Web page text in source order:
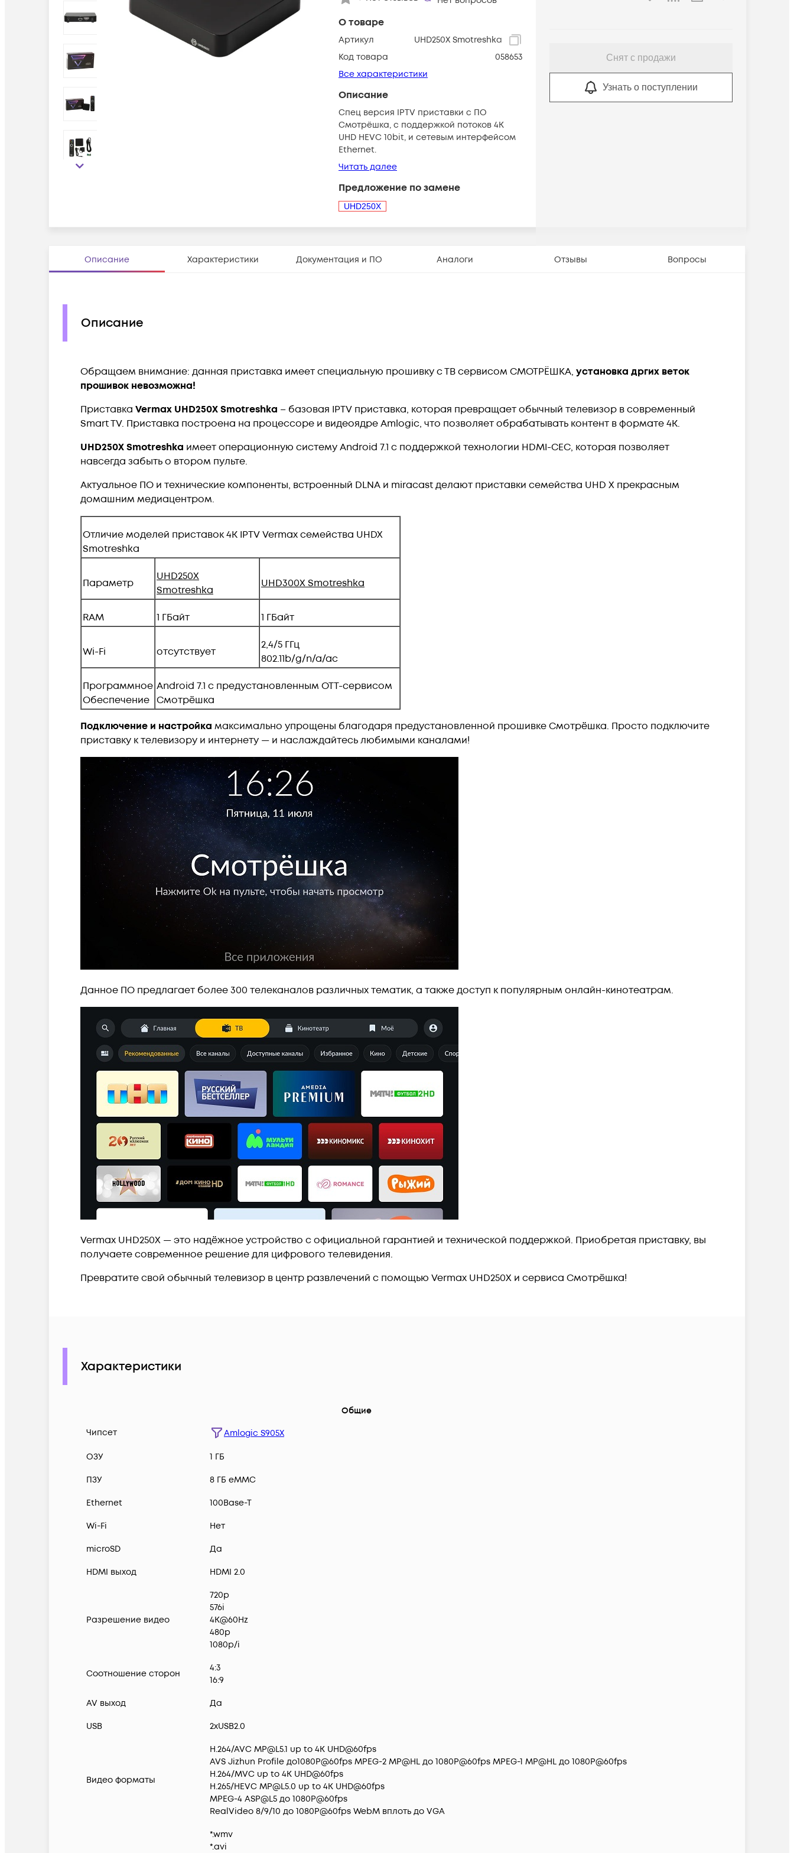
О товаре
Артикул
UHD250X Smotreshka
Код товара
058653
Все характеристики
Описание
Спец версия IPTV приставки с ПО
Смотрёшка, с поддержкой потоков 4K
UHD HEVC 10bit, и сетевым интерфейсом
Ethernet.
Читать далее
Предложение по замене
UHD250X
Снят с продажи
Узнать о поступлении
Описание Характеристики Документация и ПО Аналоги Отзывы Вопросы
Описание
Обращаем внимание: данная приставка имеет специальную прошивку с ТВ сервисом СМОТРЁШКА, установка дргих веток
прошивок невозможна!
Приставка Vermax UHD250XSmotreshka – базовая IPTV приставка, которая превращает обычный телевизор в современный
Smart TV. Приставка построена на процессоре и видеоядре Amlogic, что позволяет обрабатывать контент в формате 4K.
UHD250X Smotreshka имеет операционную систему Android 7.1 с поддержкой технологии HDMI-CEC, которая позволяет
навсегда забыть о втором пульте.
Актуальное ПО и технические компоненты, встроенный DLNA и miracast делают приставки семейства UHD X прекрасным
домашним медиацентром.
Отличиемоделей приставок 4K IPTV Vermax семейства UHDX
Smotreshka
Параметр
UHD250X
Smotreshka
UHD300X Smotreshka
RAM 1 ГБайт 1 ГБайт
Wi-Fi отсутствует
2,4/5 ГГц
802.11b/g/n/a/ac
Программное
Обеспечение
Android 7.1 с предустановленным ОТТ-сервисом
Смотрёшка
Подключение и настройка максимально упрощены благодаря предустановленной прошивке Смотрёшка. Просто подключите
приставку к телевизору и интернету — и наслаждайтесь любимыми каналами!
Данное ПО предлагает более 300 телеканалов различных тематик, а также доступ к популярным онлайн-кинотеатрам.
Vermax UHD250X — это надёжное устройство с официальной гарантией и технической поддержкой. Приобретая приставку, вы
получаете современное решение для цифрового телевидения.
Превратите свой обычный телевизор в центр развлечений с помощью Vermax UHD250X и сервиса Смотрёшка!
Характеристики
Общие
Чипсет
Amlogic S905X
ОЗУ 1 ГБ
ПЗУ 8 ГБ eMMC
Ethernet 100Base-T
Wi-Fi Нет
microSD Да
HDMI выход HDMI 2.0
Разрешение видео
720p
576i
4K@60Hz
480p
1080p/i
Соотношение сторон
4:3
16:9
AV выход Да
USB 2xUSB2.0
Видео форматы
H.264/AVC MP@L5.1 up to 4K UHD@60fps
AVS Jizhun Profile до1080P@60fps MPEG-2 MP@HL до 1080P@60fps MPEG-1 MP@HL до 1080P@60fps
H.264/MVC up to 4K UHD@60fps
H.265/HEVC MP@L5.0 up to 4K UHD@60fps
MPEG-4 ASP@L5 до 1080P@60fps
RealVideo 8/9/10 до 1080P@60fps WebM вплоть до VGA
*.wmv
*.avi